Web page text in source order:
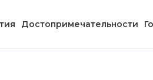
Достопримечательности